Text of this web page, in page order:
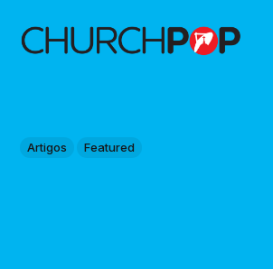
Artigos Featured